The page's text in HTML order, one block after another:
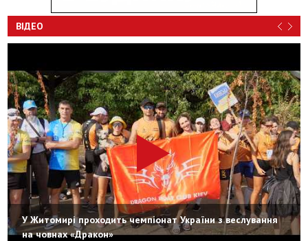
ВІДЕО
У Житомирі проходить чемпіонат України з веслування
на човнах «Дракон»